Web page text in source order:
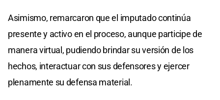
Asimismo, remarcaron que el imputado continúa
presente y activo en el proceso, aunque participe de
manera virtual, pudiendo brindar su versión de los
hechos, interactuar con sus defensores y ejercer
plenamente su defensa material.